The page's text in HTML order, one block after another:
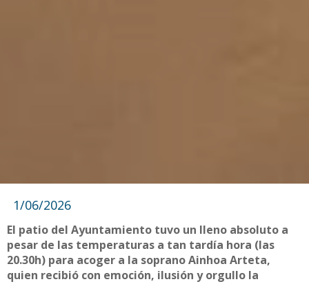
1/06/2026
El patio del Ayuntamiento tuvo un lleno absoluto a
pesar de las temperaturas a tan tardía hora (las
20.30h) para acoger a la soprano Ainhoa Arteta,
quien recibió con emoción, ilusión y orgullo la